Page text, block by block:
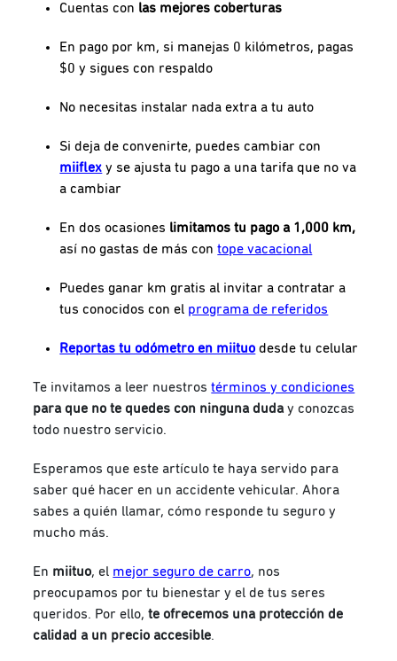
Cuentas con las mejores coberturas
En pago por km, si manejas 0 kilómetros, pagas
$0 y sigues con respaldo
No necesitas instalar nada extra a tu auto
Si deja de convenirte, puedes cambiar con
miiflex y se ajusta tu pago a una tarifa que no va
a cambiar
En dos ocasiones limitamos tu pago a 1,000 km,
así no gastas de más contope vacacional
Puedes ganar km gratis al invitar a contratar a
tus conocidos con el programa de referidos
Reportas tu odómetro en miituo desde tu celular
Te invitamos a leer nuestrostérminos y condiciones
para que no te quedes con ninguna duda y conozcas
todo nuestro servicio.
Esperamos que este artículo te haya servido para
saber qué hacer en un accidente vehicular. Ahora
sabes a quién llamar, cómo responde tu seguro y
mucho más.
En miituo, el mejor seguro de carro, nos
preocupamos por tu bienestar y el de tus seres
queridos. Por ello,te ofrecemos una protección de
calidad a un precio accesible.